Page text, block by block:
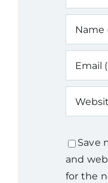
Save
and
for the